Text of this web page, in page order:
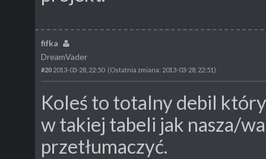
fifka
DreamVader
#20 2013-03-28, 22:50 (Ostatnia zmiana: 2013-03-28, 22:51)
Koleś to totalny debil
w takiej tabeli jak nasza/
przetłumaczyć.